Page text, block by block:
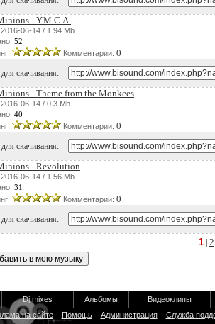
- Y.M.C.A.
06-14 / 1.94 Mb
52
Комментарии: 0
скачивания:
- Theme from the Monkees
06-14 / 0.3 Mb
40
Комментарии: 0
скачивания:
- Revolution
06-14 / 1.56 Mb
31
Комментарии: 0
скачивания:
1| 2
Dj mixes Альбомы
Видеоклипы
на сайте
Помощь Администрация Служба